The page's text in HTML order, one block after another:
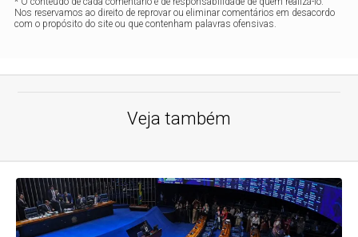
Nos reservamos ao direito de reprovar ou eliminar comentários em desacordo
com o propósito do site ou que contenham palavras ofensivas.
Veja também